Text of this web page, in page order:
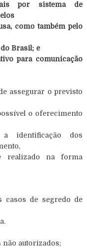
por sistema de
como também pelo
Brasil; e
para comunicação
assegurar o previsto
o oferecimento
identificação dos
realizado na forma
casos de segredo de
não autorizados;